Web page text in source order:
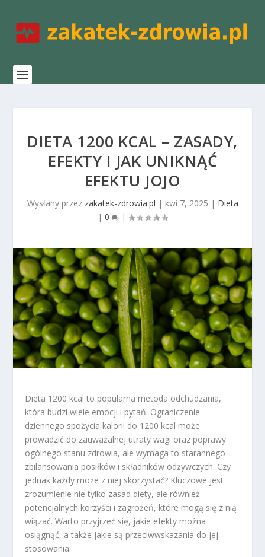
DIETA 1200 KCAL – ZASADY,
EFEKTY I JAK UNIKNĄĆ
EFEKTU JOJO
Wysłany przez zakatek-zdrowia.pl | kwi 7, 2025 | Dieta
| 0 |
Dieta 1200 kcal to popularna metoda odchudzania,
która budzi wiele emocji i pytań. Ograniczenie
dziennego spożycia kalorii do 1200 kcal może
prowadzić do zauważalnej utraty wagi oraz poprawy
ogólnego stanu zdrowia, ale wymaga to starannego
zbilansowania posiłków i składników odżywczych. Czy
jednak każdy może z niej skorzystać? Kluczowe jest
zrozumienie nie tylko zasad diety, ale również
potencjalnych korzyści i zagrożeń, które mogą się z nią
wiązać. Warto przyjrzeć się, jakie efekty można
osiągnąć, a także jakie są przeciwwskazania do jej
stosowania.